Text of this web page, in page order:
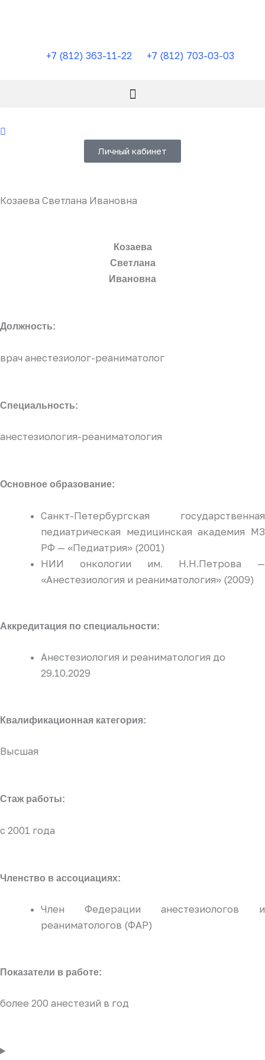
+7 (812) 363-11-22
+7 (812) 703-03-03
Личный кабинет
Козаева Светлана Ивановна
Козаева
Светлана
Ивановна
Должность:
врач анестезиолог-реаниматолог
Специальность:
анестезиология-реаниматология
Основное образование:
Санкт-Петербургская государственная
педиатрическая медицинская академия МЗ
РФ — «Педиатрия» (2001)
НИИ онкологии им. Н.Н.Петрова —
«Анестезиология и реаниматология» (2009)
Аккредитация по специальности:
Анестезиология и реаниматология до
29.10.2029
Квалификационная категория:
Высшая
Стаж работы:
с 2001 года
Членство в ассоциациях:
Член Федерации анестезиологов и
реаниматологов (ФАР)
Показатели в работе:
более 200 анестезий в год